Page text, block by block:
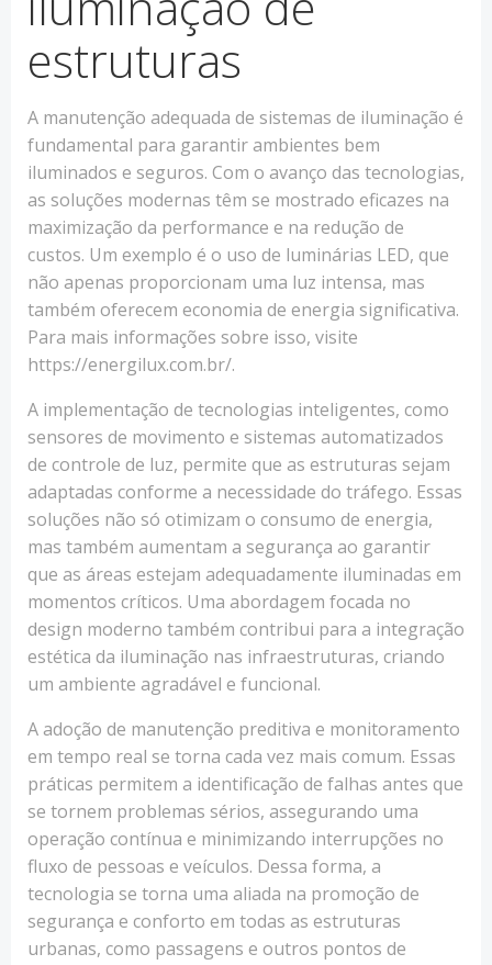
estruturas
A manutenção adequada de sistemas de iluminação é
fundamental para garantir ambientes bem
iluminados e seguros. Com o avanço das tecnologias,
as soluções modernas têm se mostrado eficazes na
maximização da performance e na redução de
custos. Um exemplo é o uso de luminárias LED, que
não apenas proporcionam uma luz intensa, mas
também oferecem economia de energia significativa.
Para mais informações sobre isso, visite
https://energilux.com.br/.
A implementação de tecnologias inteligentes, como
sensores de movimento e sistemas automatizados
de controle de luz, permite que as estruturas sejam
adaptadas conforme a necessidade do tráfego. Essas
soluções não só otimizam o consumo de energia,
mas também aumentam a segurança ao garantir
que as áreas estejam adequadamente iluminadas em
momentos críticos. Uma abordagem focada no
design moderno também contribui para a integração
estética da iluminação nas infraestruturas, criando
um ambiente agradável e funcional.
A adoção de manutenção preditiva e monitoramento
em tempo real se torna cada vez mais comum. Essas
práticas permitem a identificação de falhas antes que
se tornem problemas sérios, assegurando uma
operação contínua e minimizando interrupções no
fluxo de pessoas e veículos. Dessa forma, a
tecnologia se torna uma aliada na promoção de
segurança e conforto em todas as estruturas
urbanas, como passagens e outros pontos de